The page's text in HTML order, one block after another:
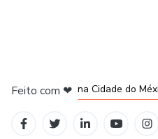
Feito com ❤ na Cidade do